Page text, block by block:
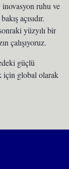
inovasyon ruhu ve
açısıdır.
yüzyılı bir
çalışıyoruz.
güçlü
için global olarak